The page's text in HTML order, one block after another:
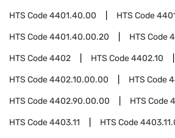
HTS Code4401.40.00 HTS Code
HTS Code4401.40.00.20 HTS Code
HTS Code4402 HTS Code4402.10
HTS Code4402.10.00.00 HTS Code
HTS Code4402.90.00.00 HTS Code
HTS Code4403.11 HTS Code